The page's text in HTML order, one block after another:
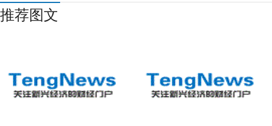
推荐图文